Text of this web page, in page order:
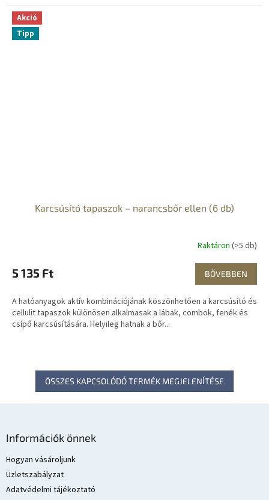
Akció
Tipp
Karcsúsító tapaszok – narancsbőr ellen (6 db)
Raktáron (>5 db)
5 135 Ft BŐVEBBEN
A hatóanyagok aktív kombinációjának köszönhetően a karcsúsító és
cellulit tapaszok különösen alkalmasak a lábak, combok, fenék és
csípő karcsúsítására. Helyileg hatnak a bőr...
ÖSSZES KAPCSOLÓDÓ TERMÉK MEGJELENÍTÉSE
Információk önnek
Hogyan vásároljunk
Üzletszabályzat
Adatvédelmi tájékoztató